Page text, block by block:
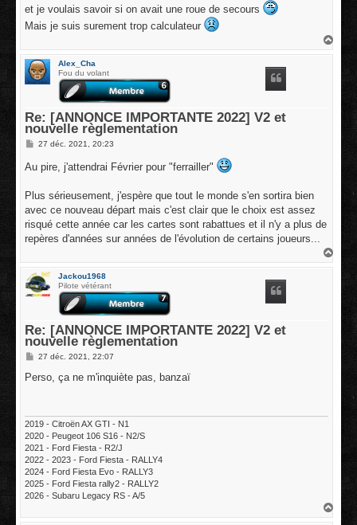
a
e
et je voulais savoir si on avait une roue de secours
Mais je suis surement trop calculateur
Alex_Cha
Fou du volant
Re: [ANNONCE IMPORTANTE 2022] V2 et
nouvelle règlementation
M
s
e
27 déc. 2021, 20:23
Au pire, j'attendrai Février pour "ferrailler"
Plus sérieusement, j'espère que tout le monde s'en sortira bien
avec ce nouveau départ mais c'est clair que le choix est assez
risqué cette année car les cartes sont rabattues et il n'y a plus de
repères d'années sur années de l'évolution de certains joueurs...
Jackou1968
Pilote vétérant
Re: [ANNONCE IMPORTANTE 2022] V2 et
nouvelle règlementation
M
s
27 déc. 2021, 22:07
Perso, ça ne m'inquiète pas, banzaï
2019 - Citroën AX GTI - N1
2020 - Peugeot 106 S16 - N2/S
2021 - Ford Fiesta - R2/J
2022 - 2023 - Ford Fiesta - RALLY4
2024 - Ford Fiesta Evo - RALLY3
2025 - Ford Fiesta rally2 - RALLY2
2026 - Subaru Legacy RS - A/5